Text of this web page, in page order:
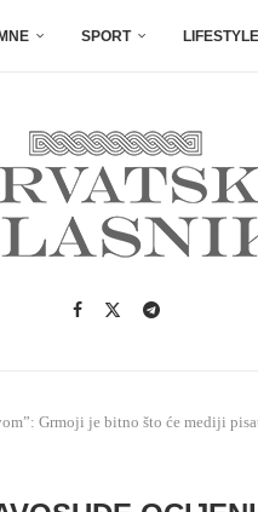
SPORT LIFESTYLE
Grmoji je bitno što će mediji